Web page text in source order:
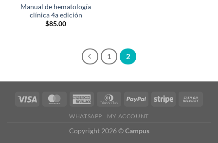
Manual de hematología
clínica 4a edición
$85.00
1 2
WHATSAPP MY ACCOUNT
Copyright 2026 ©Campus